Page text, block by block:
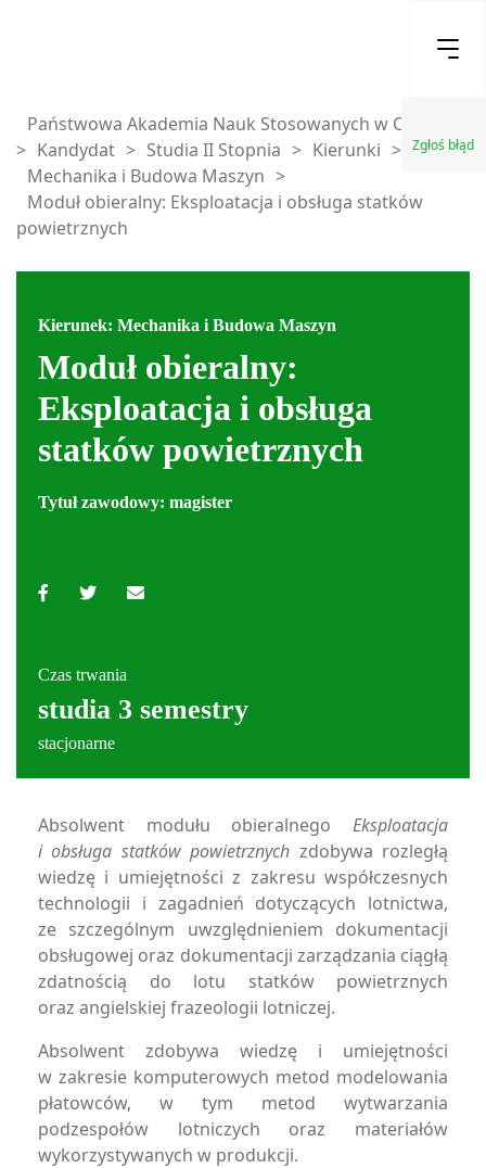
Zgłoś błąd
Państwowa Akademia Nauk Stosowanych w Chełmie
> Kandydat > Studia II Stopnia > Kierunki >
Mechanika i Budowa Maszyn >
Moduł obieralny: Eksploatacja i obsługa statków
powietrznych
Kierunek: Mechanika i Budowa Maszyn
Moduł obieralny:
Eksploatacja i obsługa
statków powietrznych
Tytuł zawodowy: magister
Czas trwania
studia 3 semestry
stacjonarne
Absolwent modułu obieralnego Eksploatacja
i obsługa statków powietrznych zdobywa rozległą
wiedzę i umiejętności z zakresu współczesnych
technologii i zagadnień dotyczących lotnictwa,
ze szczególnym uwzględnieniem dokumentacji
obsługowej oraz dokumentacji zarządzania ciągłą
zdatnością do lotu statków powietrznych
oraz angielskiej frazeologii lotniczej.
Absolwent zdobywa wiedzę i umiejętności
w zakresie komputerowych metod modelowania
płatowców, w tym metod wytwarzania
podzespołów lotniczych oraz materiałów
wykorzystywanych w produkcji.